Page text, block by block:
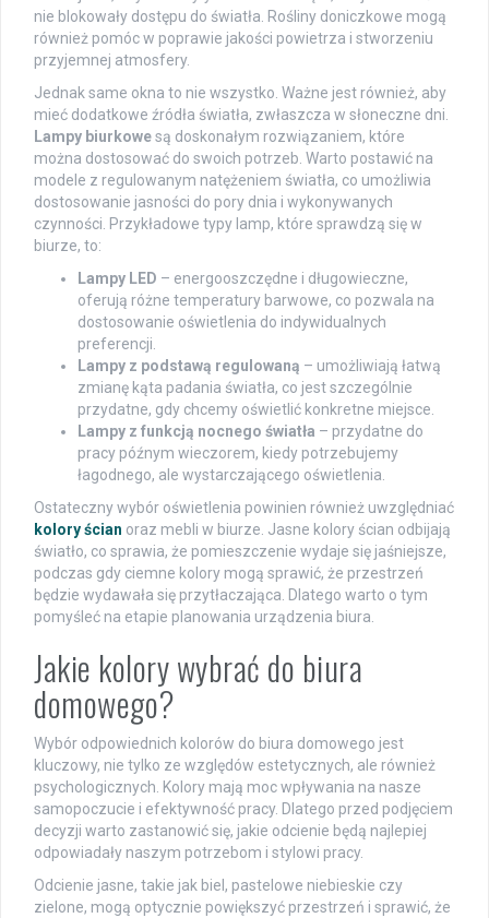
nie blokowały dostępu do światła. Rośliny doniczkowe mogą
również pomóc w poprawie jakości powietrza i stworzeniu
przyjemnej atmosfery.
Jednak same okna to nie wszystko. Ważne jest również, aby
mieć dodatkowe źródła światła, zwłaszcza w słoneczne dni.
Lampy biurkowesą doskonałym rozwiązaniem, które
można dostosować do swoich potrzeb. Warto postawić na
modele z regulowanym natężeniem światła, co umożliwia
dostosowanie jasności do pory dnia i wykonywanych
czynności. Przykładowe typy lamp, które sprawdzą się w
biurze, to:
Lampy LED – energooszczędne i długowieczne,
oferują różne temperatury barwowe, co pozwala na
dostosowanie oświetlenia do indywidualnych
preferencji.
Lampy z podstawą regulowaną – umożliwiają łatwą
zmianę kąta padania światła, co jest szczególnie
przydatne, gdy chcemy oświetlić konkretne miejsce.
Lampy z funkcją nocnego światła – przydatne do
pracy późnym wieczorem, kiedy potrzebujemy
łagodnego, ale wystarczającego oświetlenia.
Ostateczny wybór oświetlenia powinien również uwzględniać
kolory ścian oraz mebli w biurze. Jasne kolory ścian odbijają
światło, co sprawia, że pomieszczenie wydaje się jaśniejsze,
podczas gdy ciemne kolory mogą sprawić, że przestrzeń
będzie wydawała się przytłaczająca. Dlatego warto o tym
pomyśleć na etapie planowania urządzenia biura.
Jakie kolory wybrać do biura
domowego?
Wybór odpowiednich kolorów do biura domowego jest
kluczowy, nie tylko ze względów estetycznych, ale również
psychologicznych. Kolory mają moc wpływania na nasze
samopoczucie i efektywność pracy. Dlatego przed podjęciem
decyzji warto zastanowić się, jakie odcienie będą najlepiej
odpowiadały naszym potrzebom i stylowi pracy.
Odcienie jasne, takie jak biel, pastelowe niebieskie czy
zielone, mogą optycznie powiększyć przestrzeń i sprawić, że